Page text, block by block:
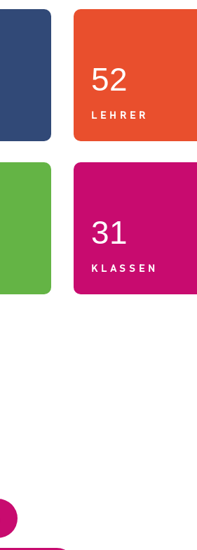
52
LEHRER
31
KLASSEN